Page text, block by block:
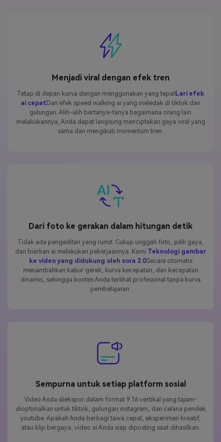
Menjadi viral dengan efek tren
Tetap di depan kurva dengan menggunakan yang tepat Lari efek
ai cepat Dan efek speed walking ai yang meledak di tiktok dan
gulungan. Alih-alih bertanya-tanya bagaimana orang lain
melakukannya, Anda dapat langsung menciptakan gaya viral yang
sama dan mengikuti momentum tren.
Dari foto ke gerakan dalam hitungan detik
Tidak ada pengeditan yang rumit. Cukup unggah foto, pilih gaya,
dan biarkan ai melakukan pekerjaannya. Kami. Teknologi gambar
ke video yang didukung oleh sora 2.0Secara otomatis
menambahkan kabur gerak, kurva kecepatan, dan kecepatan
dinamis, sehingga konten Anda terlihat profesional tanpa kurva
pembelajaran.
Sempurna untuk setiap platform sosial
Video Anda diekspor dalam format 9:16 vertikal yang tajam-
dioptimalkan untuk tiktok, gulungan instagram, dan celana pendek
youtube. Apakah Anda berbagi tawa cepat, eksperimen kreatif,
atau klip bergaya, video ai Anda siap diposting saat dihasilkan.